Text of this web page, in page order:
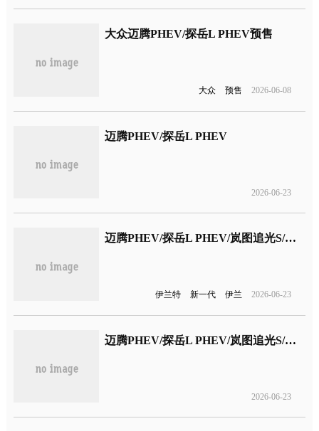
大众迈腾PHEV/探岳L PHEV预售
大众 预售 2026-06-08
迈腾PHEV/探岳L PHEV
2026-06-23
迈腾PHEV/探岳L PHEV/岚图追光S/新一代现代伊兰特
伊兰特 新一代 伊兰 2026-06-23
迈腾PHEV/探岳L PHEV/岚图追光S/尊界V800
2026-06-23